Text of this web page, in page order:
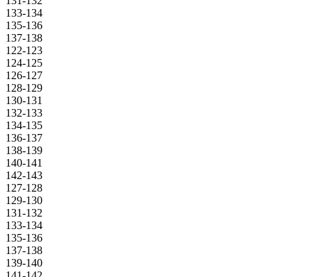
133-134
135-136
137-138
122-123
124-125
126-127
128-129
130-131
132-133
134-135
136-137
138-139
140-141
142-143
127-128
129-130
131-132
133-134
135-136
137-138
139-140